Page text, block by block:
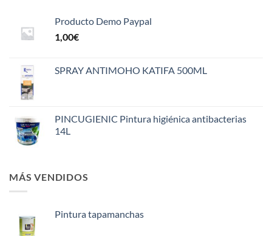
Producto Demo Paypal
1,00€
SPRAY ANTIMOHO KATIFA 500ML
PINCUGIENIC Pintura higiénica antibacterias
14L
MÁS VENDIDOS
Pintura tapamanchas